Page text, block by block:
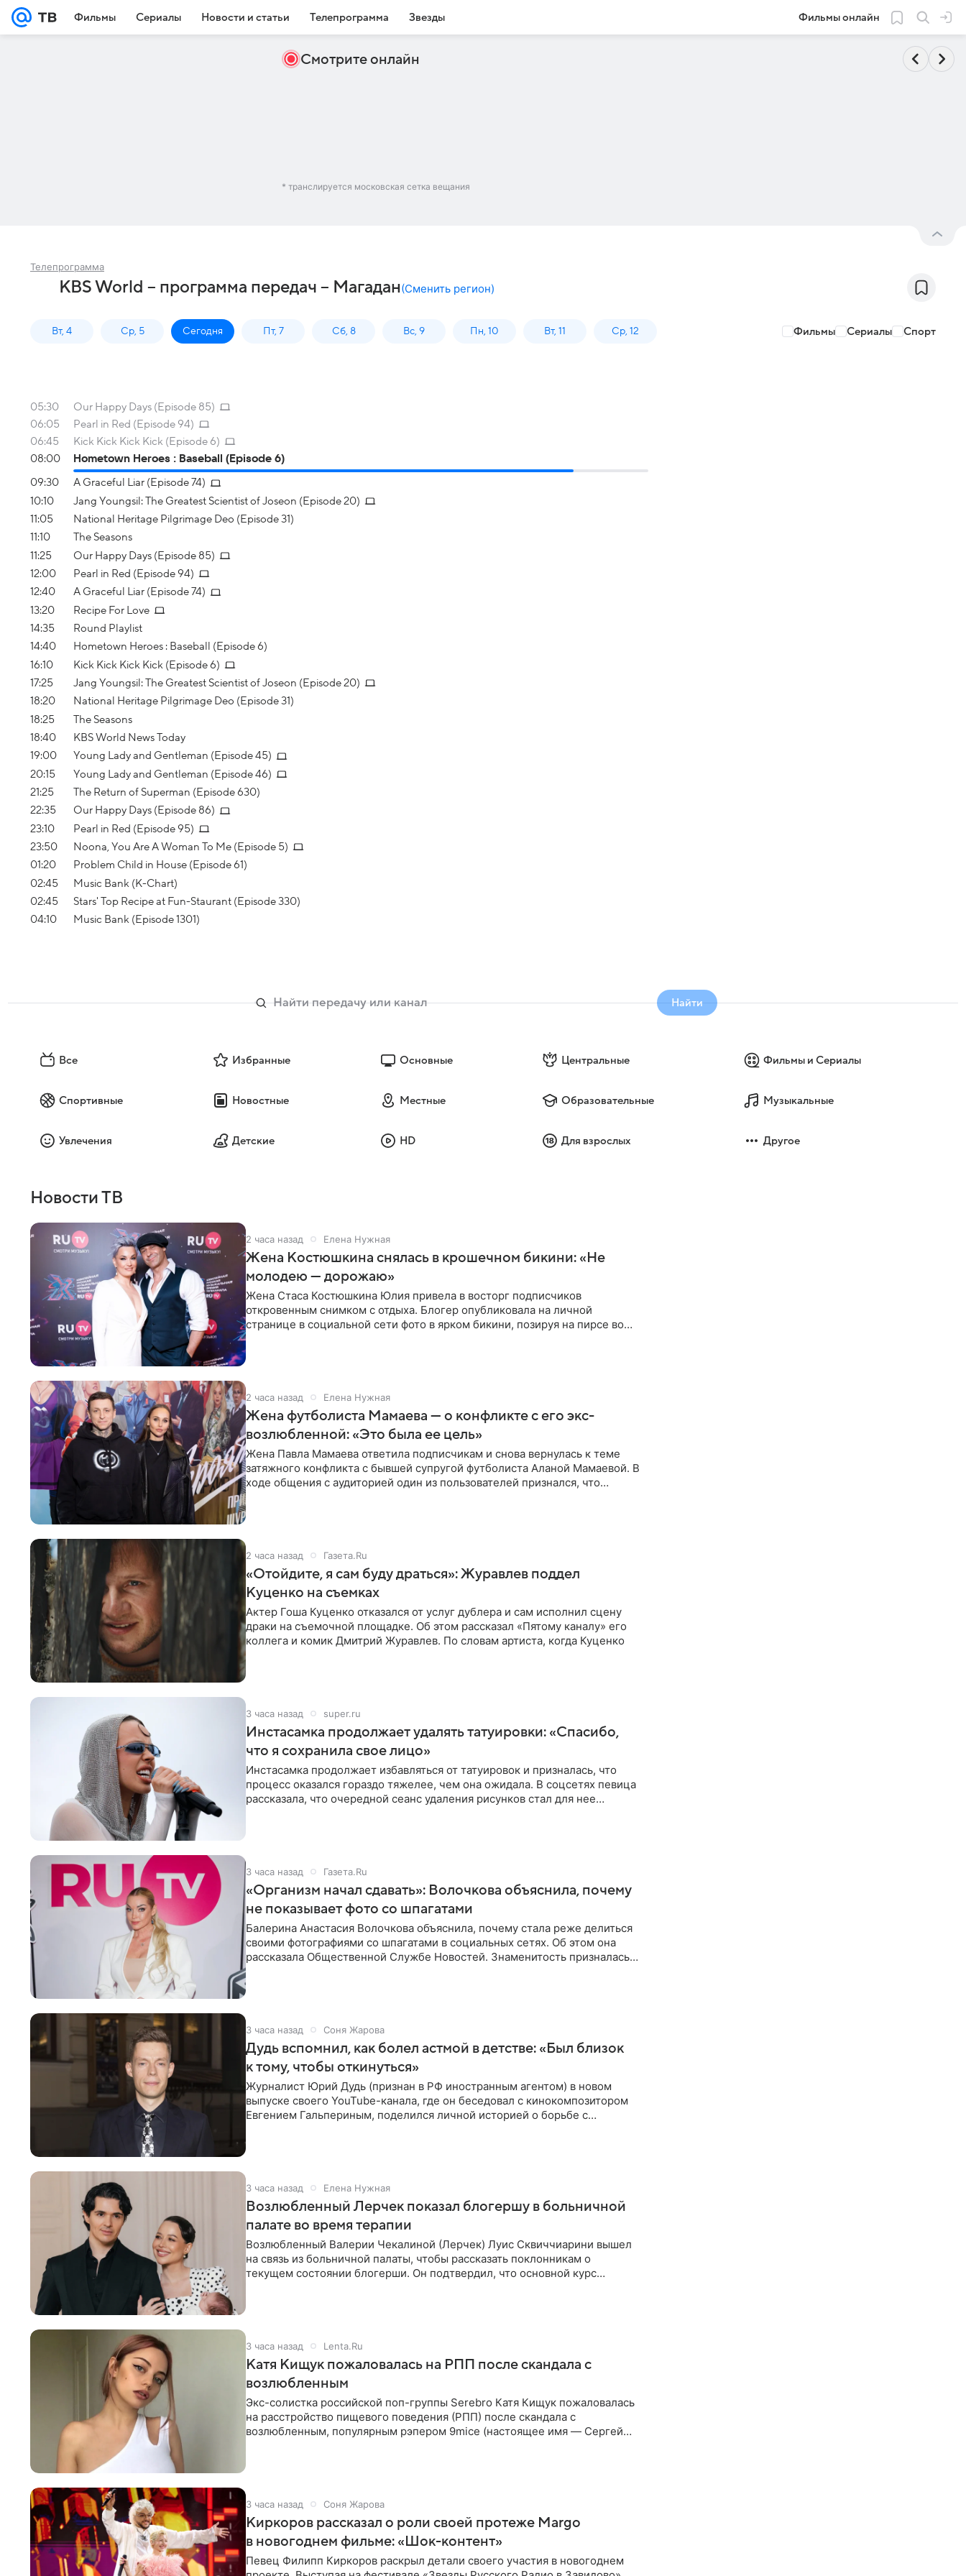
Фильмы Сериалы Новости и статьи Телепрограмма Звезды Фильмы онлайн
Смотрите онлайн
* транслируется московская сетка вещания
Телепрограмма
KBS World – программа передач – Магадан(Сменить регион)
Вт, 4 Ср, 5 Сегодня Пт, 7 Сб, 8 Вс, 9 Пн, 10 Вт, 11 Ср, 12 Фильмы Сериалы Спорт
05:30
Our Happy Days (Episode 85)
06:05
Pearl in Red (Episode 94)
06:45
Kick Kick Kick Kick (Episode 6)
08:00
Hometown Heroes : Baseball (Episode 6)
09:30
A Graceful Liar (Episode 74)
10:10
Jang Youngsil: The Greatest Scientist of Joseon (Episode 20)
11:05
National Heritage Pilgrimage Deo (Episode 31)
11:10
The Seasons
11:25
Our Happy Days (Episode 85)
12:00
Pearl in Red (Episode 94)
12:40
A Graceful Liar (Episode 74)
13:20
Recipe For Love
14:35
Round Playlist
14:40
Hometown Heroes : Baseball (Episode 6)
16:10
Kick Kick Kick Kick (Episode 6)
17:25
Jang Youngsil: The Greatest Scientist of Joseon (Episode 20)
18:20
National Heritage Pilgrimage Deo (Episode 31)
18:25
The Seasons
18:40
KBS World News Today
19:00
Young Lady and Gentleman (Episode 45)
20:15
Young Lady and Gentleman (Episode 46)
21:25
The Return of Superman (Episode 630)
22:35
Our Happy Days (Episode 86)
23:10
Pearl in Red (Episode 95)
23:50
Noona, You Are A Woman To Me (Episode 5)
01:20
Problem Child in House (Episode 61)
02:45
Music Bank (K-Chart)
02:45
Stars' Top Recipe at Fun-Staurant (Episode 330)
04:10
Music Bank (Episode 1301)
Найти
Все Избранные Основные Центральные Фильмы и Сериалы
Спортивные Новостные Местные Образовательные Музыкальные
Увлечения Детские HD Для взрослых Другое
Новости ТВ
2 часа назад Елена Нужная
Жена Костюшкина снялась в крошечном бикини: «Не
молодею — дорожаю»
Жена Стаса Костюшкина Юлия привела в восторг подписчиков
откровенным снимком с отдыха. Блогер опубликовала на личной
странице в социальной сети фото в ярком бикини, позируя на пирсе во
2 часа назад Елена Нужная
Жена футболиста Мамаева — о конфликте с его экс-
возлюбленной: «Это была ее цель»
Жена Павла Мамаева ответила подписчикам и снова вернулась к теме
затяжного конфликта с бывшей супругой футболиста Аланой Мамаевой. В
ходе общения с аудиторией один из пользователей признался, что
2 часа назад Газета.Ru
«Отойдите, я сам буду драться»: Журавлев поддел
Куценко на съемках
Актер Гоша Куценко отказался от услуг дублера и сам исполнил сцену
драки на съемочной площадке. Об этом рассказал «Пятому каналу» его
коллега и комик Дмитрий Журавлев. По словам артиста, когда Куценко
3 часа назад super.ru
Инстасамка продолжает удалять татуировки: «Спасибо,
что я сохранила свое лицо»
Инстасамка продолжает избавляться от татуировок и призналась, что
процесс оказался гораздо тяжелее, чем она ожидала. В соцсетях певица
рассказала, что очередной сеанс удаления рисунков стал для нее
3 часа назад Газета.Ru
«Организм начал сдавать»: Волочкова объяснила, почему
не показывает фото со шпагатами
Балерина Анастасия Волочкова объяснила, почему стала реже делиться
своими фотографиями со шпагатами в социальных сетях. Об этом она
рассказала Общественной Службе Новостей. Знаменитость призналась,
3 часа назад Соня Жарова
Дудь вспомнил, как болел астмой в детстве: «Был близок
к тому, чтобы откинуться»
Журналист Юрий Дудь (признан в РФ иностранным агентом) в новом
выпуске своего YouTube-канала, где он беседовал с кинокомпозитором
Евгением Гальпериным, поделился личной историей о борьбе с
3 часа назад Елена Нужная
Возлюбленный Лерчек показал блогершу в больничной
палате во время терапии
Возлюбленный Валерии Чекалиной (Лерчек) Луис Сквиччиарини вышел
на связь из больничной палаты, чтобы рассказать поклонникам о
текущем состоянии блогерши. Он подтвердил, что основной курс
3 часа назад Lenta.Ru
Катя Кищук пожаловалась на РПП после скандала с
возлюбленным
Экс-солистка российской поп-группы Serebro Катя Кищук пожаловалась
на расстройство пищевого поведения (РПП) после скандала с
возлюбленным, популярным рэпером 9mice (настоящее имя — Сергей
3 часа назад Соня Жарова
Киркоров рассказал о роли своей протеже Margo
в новогоднем фильме: «Шок-контент»
Певец Филипп Киркоров раскрыл детали своего участия в новогоднем